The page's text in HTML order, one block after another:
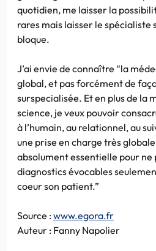
quotidien, me laisser la
rares mais laisser le spécialiste
bloque.
J’ai envie de connaître “la
global, et pas forcément de
surspecialisée. Et en plus de la
science, je veux pouvoir
à l’humain, au relationnel, au
une prise en charge très
absolument essentielle pour ne
diagnostics évocables
coeur son patient.”
Source :www.egora.fr
Auteur : Fanny Napolier